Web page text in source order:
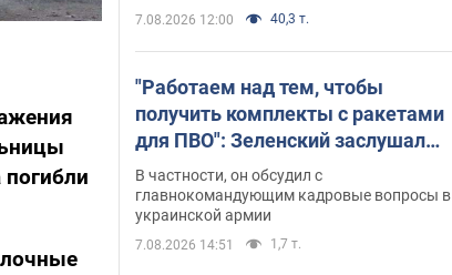
7.08.2026 12:00 40,3 т.
"Работаем над тем, чтобы
получить комплекты с ракетами
для ПВО": Зеленский заслушал
доклад Драпатого и объявил о
новых мерах
В частности, он обсудил с
главнокомандующим кадровые вопросы в
украинской армии
7.08.2026 14:51 1,7 т.